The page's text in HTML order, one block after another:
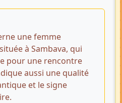
une femme
à Sambava, qui
pour une rencontre
aussi une qualité
et le signe